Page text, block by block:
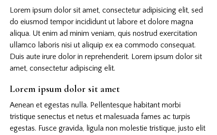
Lorem ipsum dolor sit amet, consectetur adipisicing elit, sed
do eiusmod tempor incididunt ut labore et dolore magna
aliqua. Ut enim ad minim veniam, quis nostrud exercitation
ullamco laboris nisi ut aliquip ex ea commodo consequat.
Duis aute irure dolor in reprehenderit. Lorem ipsum dolor sit
amet, consectetur adipiscing elit.
Lorem ipsum dolor sit amet
Aenean et egestas nulla. Pellentesque habitant morbi
tristique senectus et netus et malesuada fames ac turpis
egestas. Fusce gravida, ligula non molestie tristique, justo elit